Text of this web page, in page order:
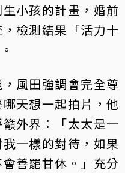
小孩的計畫，婚前
檢測結果「活力十
風田強調會完全尊
天想一起拍片，他
外界：「太太是一
一樣的對待，如果
善罷甘休。」充分